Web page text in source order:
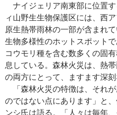
ナイジェリア南東部に位置
ィ山野生生物保護区には、西
原生熱帯雨林の一部が含まれて
生物多様性のホットスポット
コウモリ種を含む数多くの固
息している。森林火災は、熱
の両方にとって、ますます深刻
「森林火災の特徴は、それ
のではない点にあります」と
ンシ氏は語る。「人々は毎年